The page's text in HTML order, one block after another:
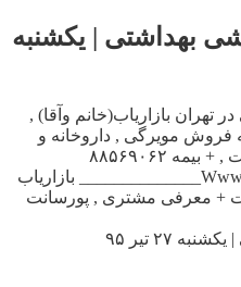
بهداشتی | یکشنبه
تهران بازاریاب(خانم وآقا) ,
به فروش مویرگی , داروخانه و
گالری ها , حقوق + مزایا + پورسانت , + بیمه ۸۸۵۶۹۰۶۲
_____________Www.IranEstekhdam.Ir______________ بازاریاب
ای , ۱میلیون ثابت + معرفی مشتری , پورسانت
۲۷ تیر ۹۵